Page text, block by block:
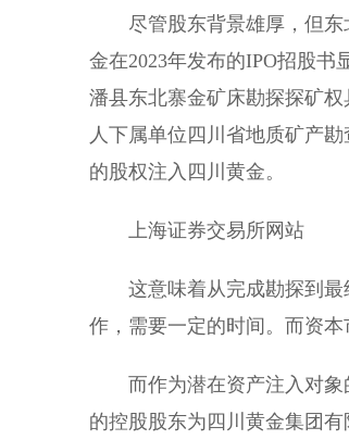
尽管股东背景雄厚，但
金在2023年发布的IPO招股
潘县东北寨金矿床勘探探矿
人下属单位四川省地质矿产
的股权注入四川黄金。
上海证券交易所网站
这意味着从完成勘探到
作，需要一定的时间。而资本
而作为潜在资产注入对
的控股股东为四川黄金集团